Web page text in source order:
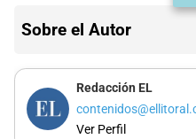
Sobre el Autor
Redacción EL
Ver Perfil